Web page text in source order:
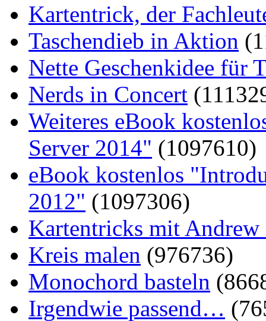
Kartentrick, der
Taschendieb in Aktion
Nette Geschenkidee für
Nerds in Concert
Weiteres eBook
Server 2014" (1097610)
eBook kostenlos
2012" (1097306)
Kartentricks mit
Kreis malen (976736)
Monochord basteln
Irgendwie passend…